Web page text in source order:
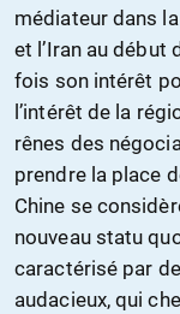
médiateur dans
et l’Iran au début
fois son intérêt
l’intérêt de la
rênes des
prendre la place
Chine se
nouveau statu
caractérisé par
audacieux, qui